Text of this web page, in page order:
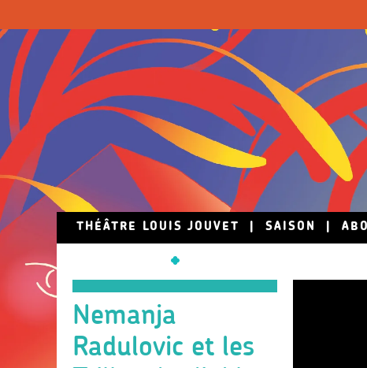
THÉÂTRE LOUIS JOUVET SAISON
Nemanja
Radulovic et les